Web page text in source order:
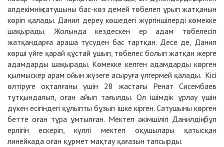
әлдекімнің сатушыны бас-көз демей төбелеп ұрып жатқанын
көріп қалады. Данил дереу көшедегі жүргіншілерді көмекке
шақырады. Жолында кездескен ер адам төбелесіп
жатқандарға араша түсуден бас тартқан. Десе де, Данил
көрші үйге қарай құстай ұшып, төбелес болып жатқан жерге
адамдарды шақырады. Көмекке келген адамдарды көрген
қылмыскер арам ойын жүзеге асыруға үлгермей қалады. Кісі
өлтіруге оқталғаны үшін 28 жастағы Ренат Сисембаев
тұтқындалып, оған айып тағылды. Ол ішімдік ұрлау үшін
дүкен есігіндегі құлыпты бұзып ішке кірген. Сатушыны көрген
бетте оған тұра ұмтылған. Мектеп әкімшілігі Данилдің бұл
ерлігін ескеріп, күллі мектеп оқушылары қатысқан
линейкада оған құрмет мақтау қағазын тапсырды.